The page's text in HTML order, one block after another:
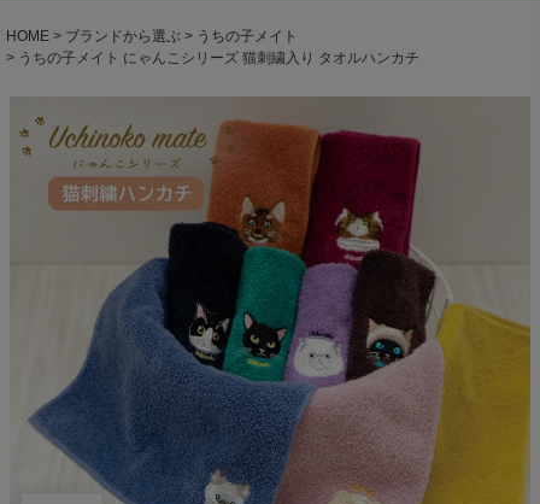
HOME ブランドから選ぶ
うちの子メイト
うちの子メイト にゃんこシリーズ 猫刺繍入り タオルハンカチ
検索